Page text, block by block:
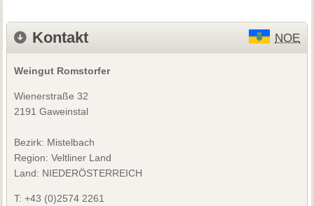
Kontakt NOE
Weingut Romstorfer
Wienerstraße 32
2191 Gaweinstal
Bezirk: Mistelbach
Region: Veltliner Land
Land: NIEDERÖSTERREICH
T: +43 (0)2574 2261